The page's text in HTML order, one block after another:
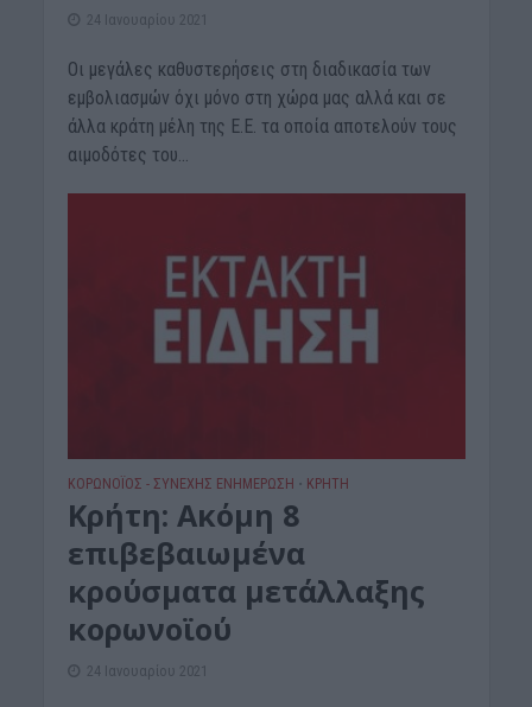
24 Ιανουαρίου 2021
Οι μεγάλες καθυστερήσεις στη διαδικασία των
εμβολιασμών όχι μόνο στη χώρα μας αλλά και σε
άλλα κράτη μέλη της Ε.Ε. τα οποία αποτελούν τους
αιμοδότες του...
ΚΟΡΩΝΟΪΟΣ - ΣΥΝΕΧΗΣ ΕΝΗΜΕΡΩΣΗ • ΚΡΗΤΗ
Κρήτη: Ακόμη 8
επιβεβαιωμένα
κρούσματα μετάλλαξης
κορωνοϊού
24 Ιανουαρίου 2021